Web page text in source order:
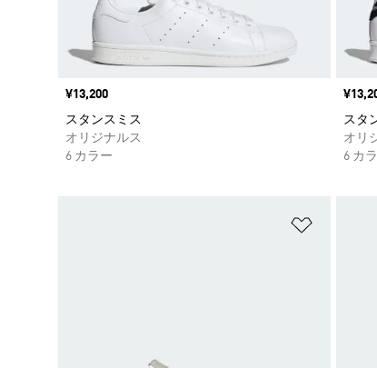
価格
¥13,200
スタンスミス
オリジナルス
6 カラー
価格
スタ
オリ
6 カ